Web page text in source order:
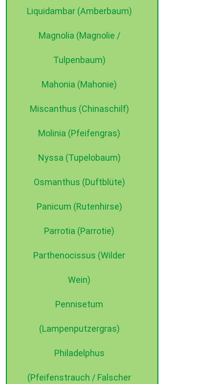
Liquidambar (Amberbaum)
Magnolia (Magnolie /
Tulpenbaum)
Mahonia (Mahonie)
Miscanthus (Chinaschilf)
Molinia (Pfeifengras)
Nyssa (Tupelobaum)
Osmanthus (Duftblüte)
Panicum (Rutenhirse)
Parrotia (Parrotie)
Parthenocissus (Wilder
Wein)
Pennisetum
(Lampenputzergras)
Philadelphus
(Pfeifenstrauch / Falscher